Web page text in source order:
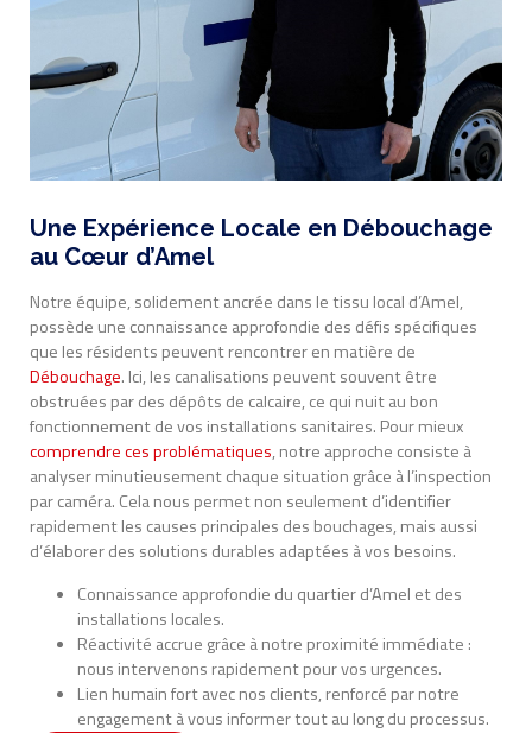
Une Expérience Locale en Débouchage
au Cœur d’Amel
Notre équipe, solidement ancrée dans le tissu local d’Amel,
possède une connaissance approfondie des défis spécifiques
que les résidents peuvent rencontrer en matière de
Débouchage. Ici, les canalisations peuvent souvent être
obstruées par des dépôts de calcaire, ce qui nuit au bon
fonctionnement de vos installations sanitaires. Pour mieux
comprendre ces problématiques, notre approche consiste à
analyser minutieusement chaque situation grâce à l’inspection
par caméra. Cela nous permet non seulement d’identifier
rapidement les causes principales des bouchages, mais aussi
d’élaborer des solutions durables adaptées à vos besoins.
Connaissance approfondie du quartier d’Amel et des
installations locales.
Réactivité accrue grâce à notre proximité immédiate :
nous intervenons rapidement pour vos urgences.
Lien humain fort avec nos clients, renforcé par notre
engagement à vous informer tout au long du processus.